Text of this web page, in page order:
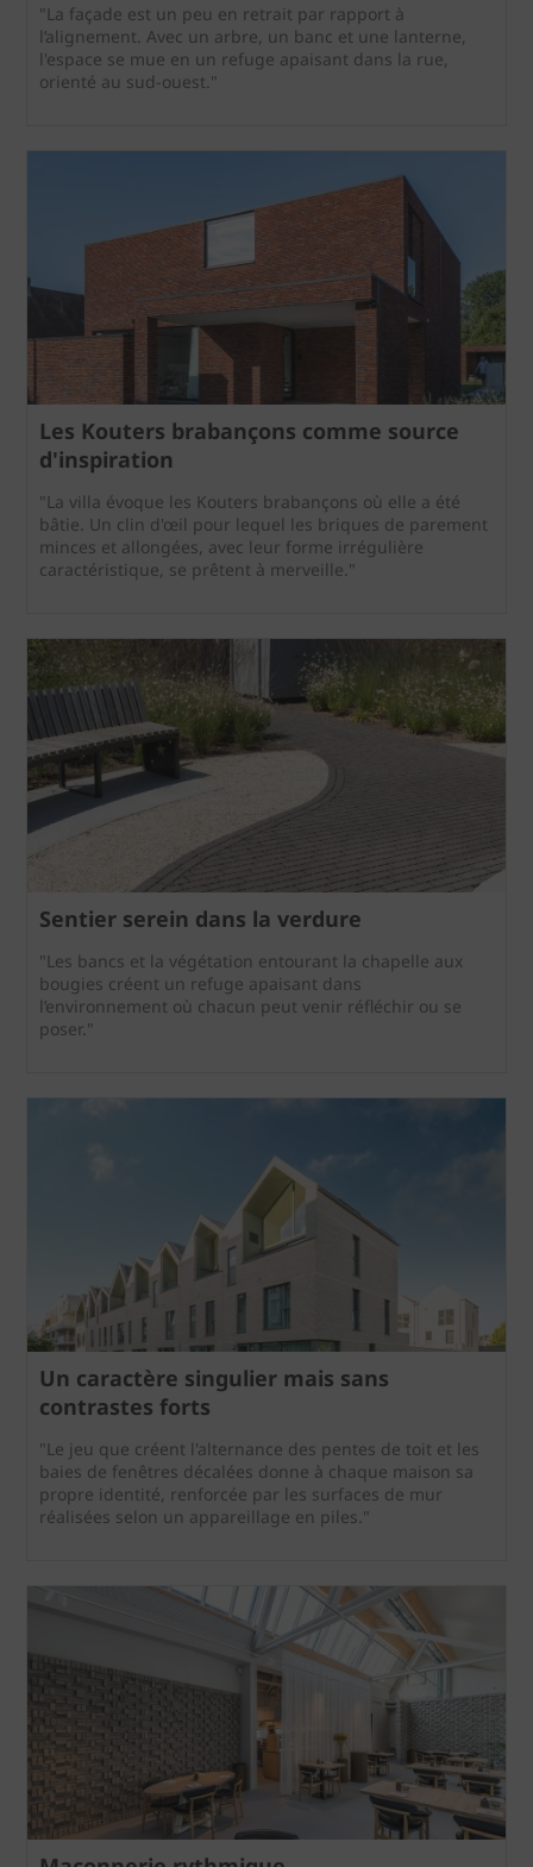
"La façade est un peu en retrait par rapport à
l’alignement. Avec un arbre, un banc et une lanterne,
l'espace se mue en un refuge apaisant dans la rue,
orienté au sud-ouest."
Les Kouters brabançons comme source
d'inspiration
"La villa évoque les Kouters brabançons où elle a été
bâtie. Un clin d'œil pour lequel les briques de parement
minces et allongées, avec leur forme irrégulière
caractéristique, se prêtent à merveille."
Sentier serein dans la verdure
"Les bancs et la végétation entourant la chapelle aux
bougies créent un refuge apaisant dans
l’environnement où chacun peut venir réfléchir ou se
poser."
Un caractère singulier mais sans
contrastes forts
"Le jeu que créent l'alternance des pentes de toit et les
baies de fenêtres décalées donne à chaque maison sa
propre identité, renforcée par les surfaces de mur
réalisées selon un appareillage en piles."